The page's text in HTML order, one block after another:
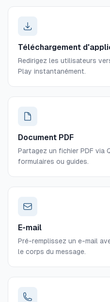
Téléchargement
Redirigez les utilisateurs
Play instantanément.
Document PDF
Partagez un fichier PDF via
formulaires ou guides.
E-mail
Pré-remplissez un e-mail
le corps du message.